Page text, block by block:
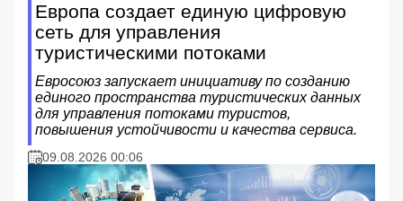
Европа создает единую цифровую
сеть для управления
туристическими потоками
Евросоюз запускает инициативу по созданию
единого пространства туристических данных
для управления потоками туристов,
повышения устойчивости и качества сервиса.
09.08.2026 00:06